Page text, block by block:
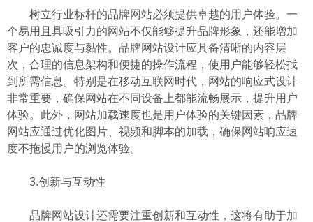
树立行业标杆的品牌网站必须提供卓越的用户体验。一
个易用且具吸引力的网站不仅能够提升品牌形象，还能增加
客户的忠诚度与黏性。品牌网站设计应具备清晰的内容层
次，合理的信息架构和便捷的操作流程，使用户能够轻松找
到所需信息。特别是在移动互联网时代，网站的响应式设计
非常重要，确保网站在不同设备上都能流畅展示，提升用户
体验。此外，网站加载速度也是用户体验的关键因素，品牌
网站应通过优化图片、视频和脚本的加载，确保网站响应速
度不拖慢用户的浏览体验。
3.创新与互动性
品牌网站设计还需要注重创新和互动性，这将有助于加